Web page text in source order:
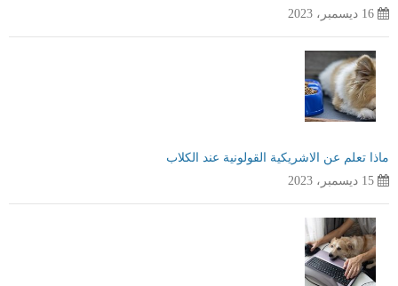
16 ديسمبر، 2023
ماذا تعلم عن الاشريكية القولونية عند الكلاب
15 ديسمبر، 2023